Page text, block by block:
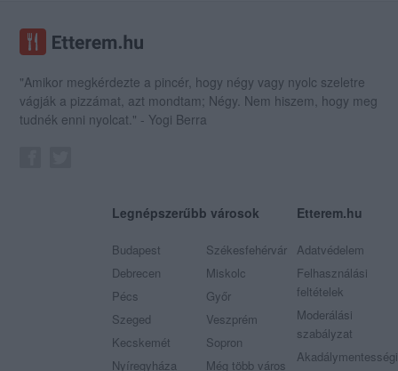
"Amikor megkérdezte a pincér, hogy négy vagy nyolc szeletre
vágják a pizzámat, azt mondtam; Négy. Nem hiszem, hogy meg
tudnék enni nyolcat." - Yogi Berra
Legnépszerűbb városok
Budapest
Debrecen
Pécs
Szeged
Kecskemét
Nyíregyháza
Székesfehérvár
Miskolc
Győr
Veszprém
Sopron
Még több város
Etterem.hu
Adatvédelem
Felhasználási
feltételek
Moderálási
szabályzat
Akadálymentességi